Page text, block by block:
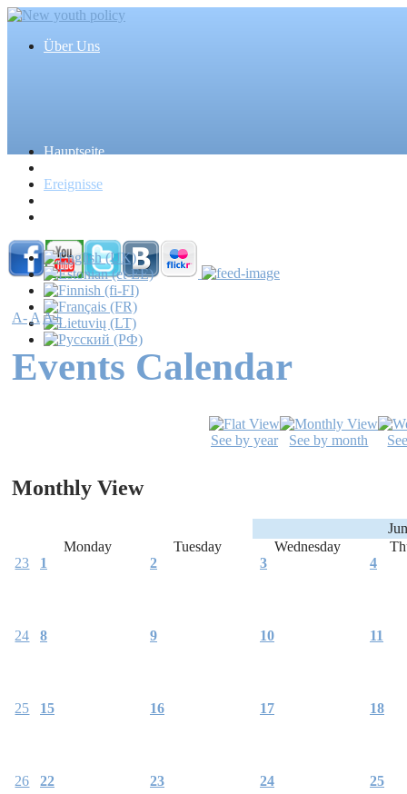
Über Uns
Hauptseite
Ereignisse
A- A A+
Events Calendar
See by year See by month
Monthly View
Monday
Tuesday Wednesday
23
1 2 3 4
24 8 9 10 11
25 15 16 17 18
26 22 23 24 25